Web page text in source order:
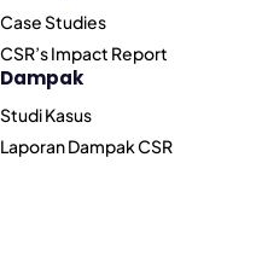
Case Studies
CSR’s Impact Report
Dampak
Studi Kasus
Laporan Dampak CSR